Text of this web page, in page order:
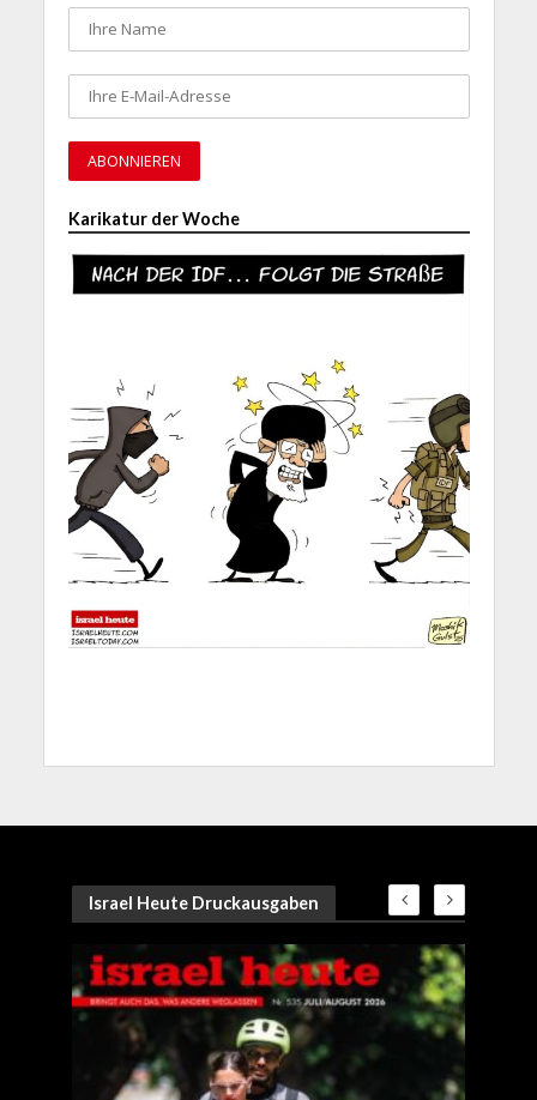
Karikatur der Woche
Israel Heute Druckausgaben